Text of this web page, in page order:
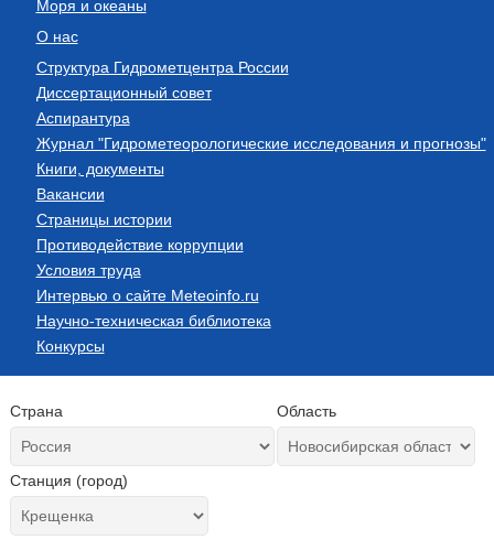
Моря и океаны
О нас
Структура Гидрометцентра России
Диссертационный совет
Аспирантура
Журнал "Гидрометеорологические исследования и прогнозы"
Книги, документы
Вакансии
Страницы истории
Противодействие коррупции
Условия труда
Интервью о сайте Meteoinfo.ru
Научно-техническая библиотека
Конкурсы
Страна Область
Станция (город)